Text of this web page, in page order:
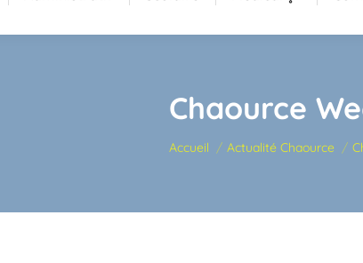
Chaource
Vous êtes ici :
Accueil Actualité Chaource